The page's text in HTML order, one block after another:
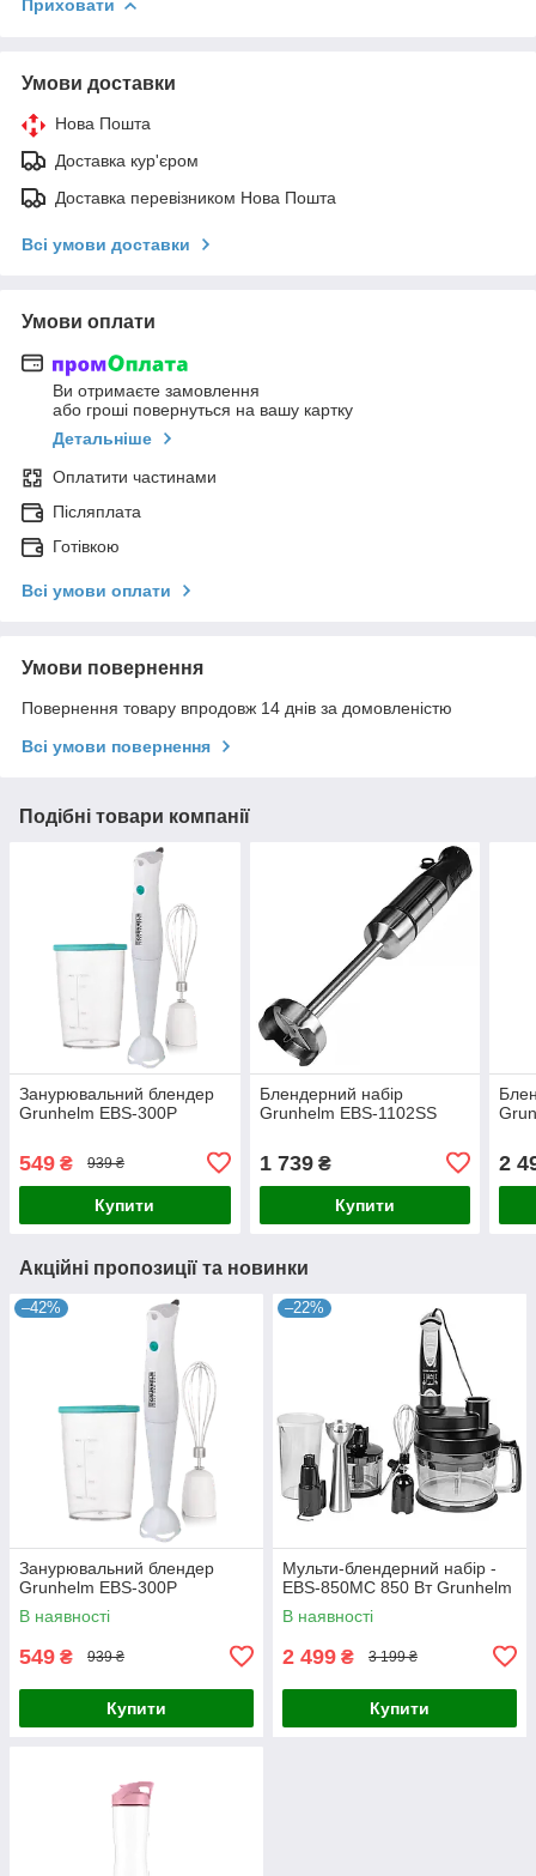
Приховати
Умови доставки
Нова Пошта
Доставка кур'єром
Доставка перевізником Нова Пошта
Всі умови доставки
Умови оплати
Ви отримаєте замовлення
або гроші повернуться на вашу картку
Детальніше
Оплатити частинами
Післяплата
Готівкою
Всі умови оплати
Умови повернення
Повернення товару впродовж 14 днів за домовленістю
Всі умови повернення
Подібні товари компанії
Занурювальний блендер
Grunhelm EBS-300P
549 ₴ 939 ₴
Купити
Блендерний набір
Grunhelm EBS-1102SS
1 739₴
Купити
2
Акційні пропозиції та новинки
–42%
Занурювальний блендер
Grunhelm EBS-300P
В наявності
549 ₴ 939 ₴
Купити
–22%
Мульти-блендерний набір -
EBS-850МС 850 Вт Grunhelm
В наявності
2 499 ₴ 3 199 ₴
Купити